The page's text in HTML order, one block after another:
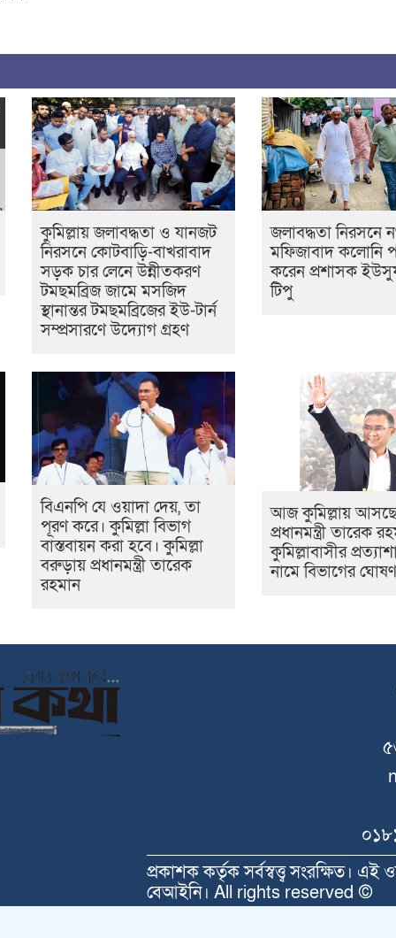
কুমিল্লায় জলাবদ্ধতা ও যানজট
নিরসনে কোটবাড়ি-বাখরাবাদ
সড়ক চার লেনে উন্নীতকরণ
টমছমব্রিজ জামে মসজিদ
স্থানান্তর টমছমব্রিজের ইউ-টার্ন
সম্প্রসারণে উদ্যোগ গ্রহণ
জলাবদ্ধতা নিরসনে
মফিজাবাদ কলোনি
করেন প্রশাসক
টিপু
বিএনপি যে ওয়াদা দেয়, তা
পূরণ করে। কুমিল্লা বিভাগ
বাস্তবায়ন করা হবে। কুমিল্লা
বরুড়ায় প্রধানমন্ত্রী তারেক
রহমান
আজ কুমিল্লায়
প্রধানমন্ত্রী তারেক
কুমিল্লাবাসীর
নামে বিভাগের
প্রকাশক কর্তৃক সর্বস্বত্ত্ব সংরক্ষিত।
বেআইনি। All rights reserved ©